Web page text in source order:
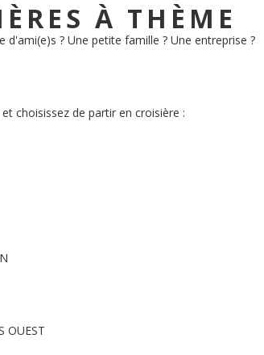
À THÈME
d'ami(e)s ? Une petite famille ? Une entreprise ?
choisissez de partir en croisière :
OUEST